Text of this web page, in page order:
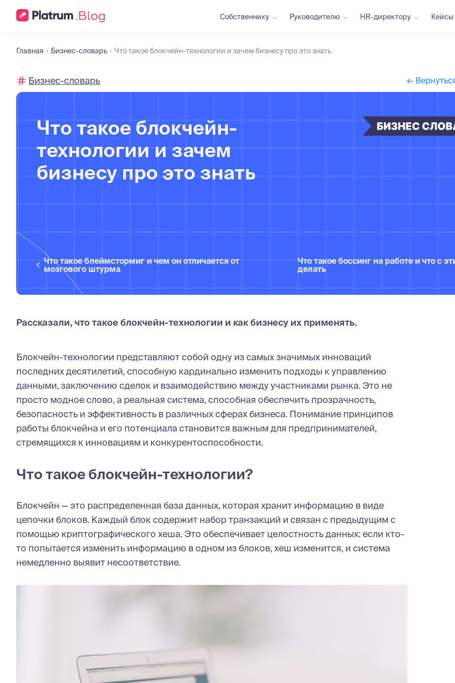
Собственнику Руководителю HR-директору Кейсы
Главная Бизнес-словарь Что такое блокчейн-технологии и зачем бизнесу про это знать
Бизнес-словарь ←
Что такое блокчейн-
технологии и зачем
бизнесу про это знать
Что такое блеймстормиг и чем он отличается от
мозгового штурма
Что такое боссинг на работе и что с
делать
Рассказали, что такое блокчейн-технологии и как бизнесу их применять.
Блокчейн-технологии представляют собой одну из самых значимых инноваций
последних десятилетий, способную кардинально изменить подходы к управлению
данными, заключению сделок и взаимодействию между участниками рынка. Это не
просто модное слово, а реальная система, способная обеспечить прозрачность,
безопасность и эффективность в различных сферах бизнеса. Понимание принципов
работы блокчейна и его потенциала становится важным для предпринимателей,
стремящихся к инновациям и конкурентоспособности.
Что такое блокчейн-технологии?
Блокчейн — это распределенная база данных, которая хранит информацию в виде
цепочки блоков. Каждый блок содержит набор транзакций и связан с предыдущим с
помощью криптографического хеша. Это обеспечивает целостность данных: если кто-
то попытается изменить информацию в одном из блоков, хеш изменится, и система
немедленно выявит несоответствие.